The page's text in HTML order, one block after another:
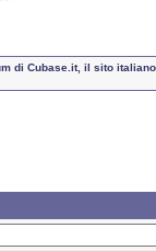
di Cubase.it, il sito